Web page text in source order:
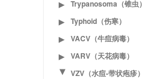
▶
Trypanosoma（锥虫）
▶
Typhoid（伤寒）
▶
VACV（牛痘病毒）
▶
VARV（天花病毒）
▶ VZV（水痘-带状疱疹）